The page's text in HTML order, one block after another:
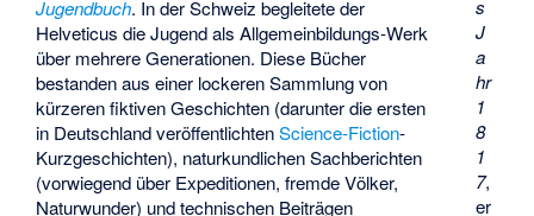
s
J
a
hr
1
8
1
7,
er
Jugendbuch. In der Schweiz begleitete der
Helveticus die Jugend als Allgemeinbildungs-Werk
über mehrere Generationen. Diese Bücher
bestanden aus einer lockeren Sammlung von
kürzeren fiktiven Geschichten (darunter die ersten
in Deutschland veröffentlichtenScience-Fiction-
Kurzgeschichten), naturkundlichen Sachberichten
(vorwiegend über Expeditionen, fremde Völker,
Naturwunder) und technischen Beiträgen